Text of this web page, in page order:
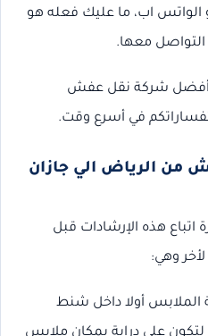
الواتس اب، ما عليك فعله هو
معها.
أفضل شركة نقل عفش
في أسرع وقت.
من الرياض الي جازان
هذه الإرشادات قبل
وهي:
الملابس أولا داخل شنط
على دراية بمكان ملابس